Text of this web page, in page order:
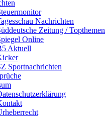
Nachrichten
Zeitung / Topthemen
Online
Aktuell
Sportnachrichten